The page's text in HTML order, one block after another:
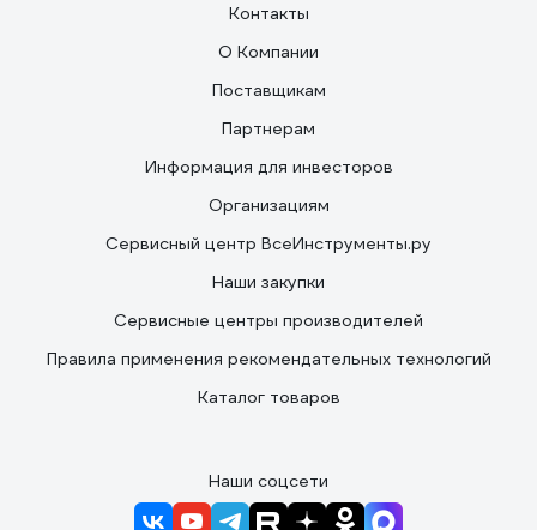
Контакты
О Компании
Поставщикам
Партнерам
Информация для инвесторов
Организациям
Сервисный центр ВсеИнструменты.ру
Наши закупки
Сервисные центры производителей
Правила применения рекомендательных технологий
Каталог товаров
Наши соцсети